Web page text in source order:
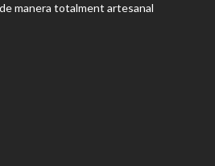
manera totalment artesanal